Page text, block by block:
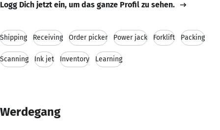
Logg Dich jetzt ein, um das ganze Profil zu sehen.
Shipping Receiving Order picker Power jack Forklift Packing
Scanning Ink jet Inventory Learning
Werdegang